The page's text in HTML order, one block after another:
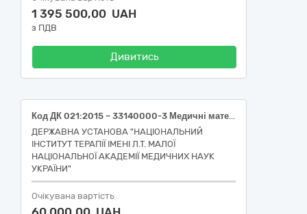
1 395 500,00 UAH
з ПДВ
Дивитись
Код ДК 021:2015 – 33140000-3 Медичні матеріали (Голки для забору крові, стандартна двостороння з візуальною камерою, діаметр 0.8 мм (21G), довжина 38 мм
ДЕРЖАВНА УСТАНОВА "НАЦІОНАЛЬНИЙ
ІНСТИТУТ ТЕРАПІЇ ІМЕНІ Л.Т. МАЛОЇ
НАЦІОНАЛЬНОЇ АКАДЕМІЇ МЕДИЧНИХ НАУК
УКРАЇНИ"
Очікувана вартість